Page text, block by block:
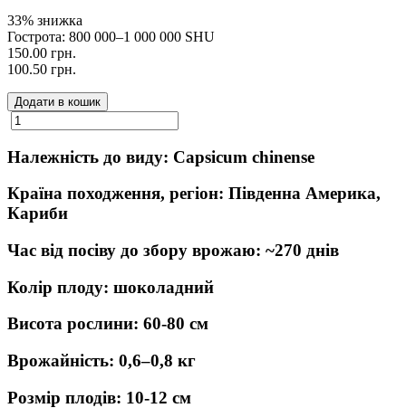
33% знижка
Гострота: 800 000–1 000 000 SHU
150.00 грн.
100.50 грн.
Додати в кошик
Належність до виду: Capsicum chinense
Країна походження, регіон: Південна Америка,
Кариби
Час від посіву до збору врожаю: ~270 днів
Колір плоду: шоколадний
Висота рослини: 60-80 см
Врожайність: 0,6–0,8 кг
Розмір плодів: 10-12 см